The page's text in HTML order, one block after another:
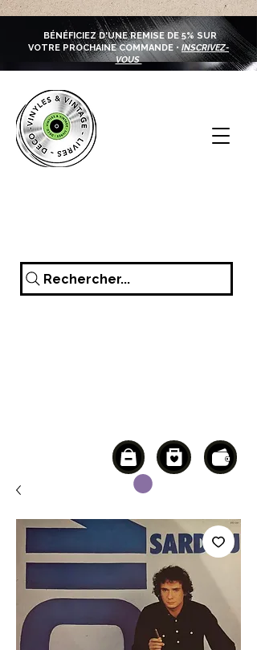
BÉNÉFICIEZ D'UNE REMISE DE 5% SUR
VOTRE PROCHAINE COMMANDE • INSCRIVEZ-
VOUS
Rechercher...